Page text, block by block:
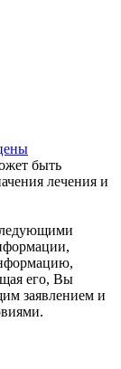
быть
лечения и
его, Вы
заявлением и